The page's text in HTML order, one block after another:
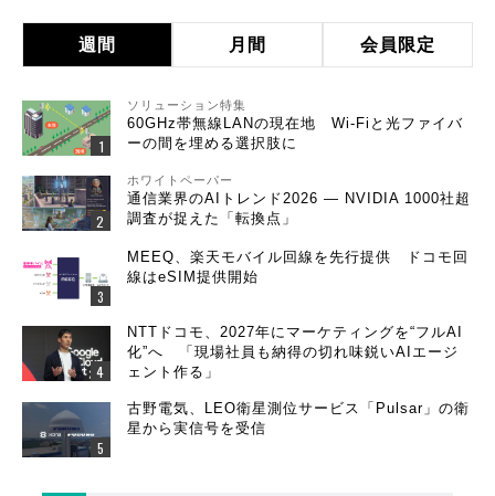
週間 月間 会員限定
ソリューション特集
60GHz帯無線LANの現在地 Wi-Fiと光ファイバ
ーの間を埋める選択肢に
ホワイトペーパー
通信業界のAIトレンド2026 ― NVIDIA 1000社超
調査が捉えた「転換点」
MEEQ、楽天モバイル回線を先行提供 ドコモ回
線はeSIM提供開始
NTTドコモ、2027年にマーケティングを“フルAI
化”へ 「現場社員も納得の切れ味鋭いAIエージ
ェント作る」
古野電気、LEO衛星測位サービス「Pulsar」の衛
星から実信号を受信